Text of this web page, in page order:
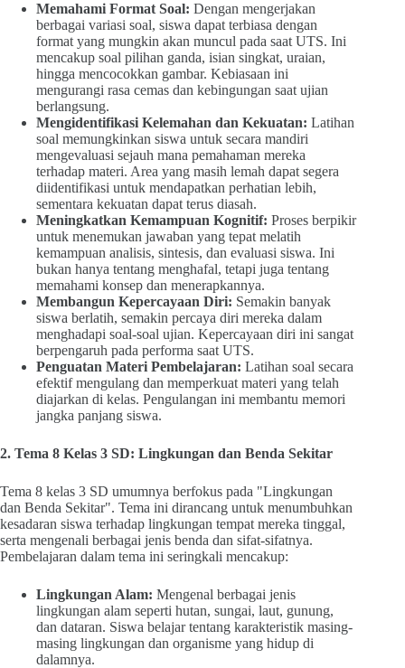
Memahami Format Soal: Dengan mengerjakan
berbagai variasi soal, siswa dapat terbiasa dengan
format yang mungkin akan muncul pada saat UTS. Ini
mencakup soal pilihan ganda, isian singkat, uraian,
hingga mencocokkan gambar. Kebiasaan ini
mengurangi rasa cemas dan kebingungan saat ujian
berlangsung.
Mengidentifikasi Kelemahan dan Kekuatan: Latihan
soal memungkinkan siswa untuk secara mandiri
mengevaluasi sejauh mana pemahaman mereka
terhadap materi. Area yang masih lemah dapat segera
diidentifikasi untuk mendapatkan perhatian lebih,
sementara kekuatan dapat terus diasah.
Meningkatkan Kemampuan Kognitif: Proses berpikir
untuk menemukan jawaban yang tepat melatih
kemampuan analisis, sintesis, dan evaluasi siswa. Ini
bukan hanya tentang menghafal, tetapi juga tentang
memahami konsep dan menerapkannya.
Membangun Kepercayaan Diri: Semakin banyak
siswa berlatih, semakin percaya diri mereka dalam
menghadapi soal-soal ujian. Kepercayaan diri ini sangat
berpengaruh pada performa saat UTS.
Penguatan Materi Pembelajaran: Latihan soal secara
efektif mengulang dan memperkuat materi yang telah
diajarkan di kelas. Pengulangan ini membantu memori
jangka panjang siswa.
2. Tema 8 Kelas 3 SD: Lingkungan dan Benda Sekitar
Tema 8 kelas 3 SD umumnya berfokus pada "Lingkungan
dan Benda Sekitar". Tema ini dirancang untuk menumbuhkan
kesadaran siswa terhadap lingkungan tempat mereka tinggal,
serta mengenali berbagai jenis benda dan sifat-sifatnya.
Pembelajaran dalam tema ini seringkali mencakup:
Lingkungan Alam: Mengenal berbagai jenis
lingkungan alam seperti hutan, sungai, laut, gunung,
dan dataran. Siswa belajar tentang karakteristik masing-
masing lingkungan dan organisme yang hidup di
dalamnya.